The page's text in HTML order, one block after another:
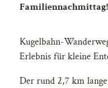
Familiennachmittag!
Kugelbahn-
Erlebnis für kleine
Der rund 2,7 km